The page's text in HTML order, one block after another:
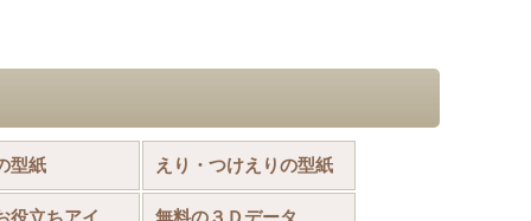
型紙 えり・つけえりの型紙